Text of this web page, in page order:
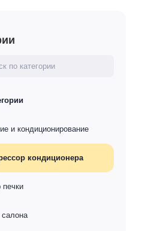
и кондиционирование
кондиционера
печки
салона